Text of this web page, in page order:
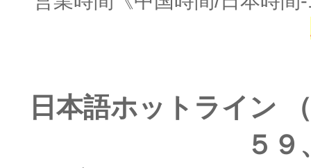
日本語ホットライン
５９